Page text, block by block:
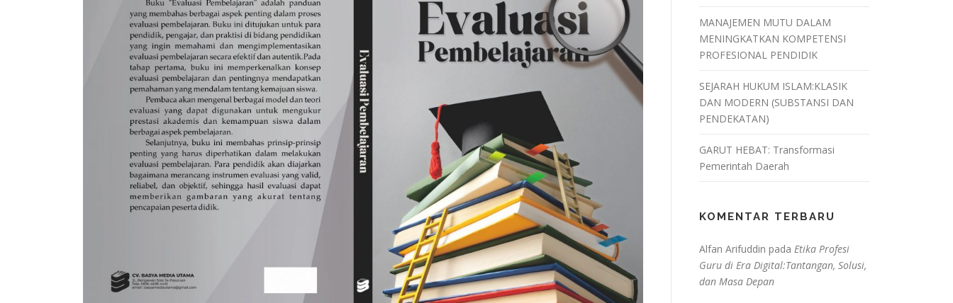
MANAJEMEN MUTU DALAM
MENINGKATKAN KOMPETENSI
PROFESIONAL PENDIDIK
SEJARAH HUKUM ISLAM:KLASIK
DAN MODERN (SUBSTANSI DAN
PENDEKATAN)
GARUT HEBAT: Transformasi
Pemerintah Daerah
KOMENTAR TERBARU
Alfan Arifuddin pada Etika Profesi
Guru di Era Digital:Tantangan, Solusi,
dan Masa Depan